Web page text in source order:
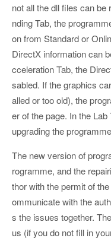
not all the dll files can
nding Tab, the
on from Standard or
DirectX information can
cceleration Tab, the
sabled. If the graphics
alled or too old), the
er of the page. In the
upgrading the
The new version of
rogramme, and the
thor with the permit of
ommunicate with the
s the issues together.
us (if you do not fill in